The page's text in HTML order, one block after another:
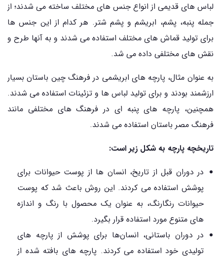
لباس ‌های قدیمی از انواع جنس های مختلف ساخته می‌ شدند؛ از
جمله پنبه، پشم، ابریشم و پشم شتر. هر کدام از این جنس‌ ها
برای تولید قماش ‌های مختلف استفاده می‌ شدند و به آنها طرح و
نقش‌ های مختلفی داده می‌ شد.
به عنوان مثال، پارچه ‌های ابریشمی در فرهنگ چین باستان بسیار
ارزشمند بودند و برای تولید لباس‌ ها و تزئینات استفاده می‌ شدند.
همچنین، پارچه ‌های پنبه ‌ای در فرهنگ ‌های مختلفی مانند
فرهنگ مصر باستان استفاده می‌ شدند.
تاریخچه پارچه به شکل زیر است:
در دوران قبل از تاریخ، انسان ‌ها از پوست حیوانات برای
پوشش استفاده می ‌کردند. این روش باعث شد که پوست
حیوانات رنگارنگ، به عنوان یک محصول با رنگ و اندازه‌
های متنوع مورد استفاده قرار بگیرد.
در دوران باستانی، انسان‌ها برای پوشش از پارچه ‌های
تولیدی خود استفاده می‌ کردند. پارچه‌ های بافته شده از